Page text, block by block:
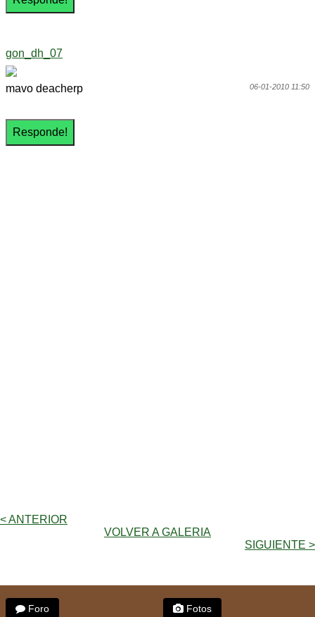
gon_dh_07
06-01-2010 11:50
mavo deacherp
< ANTERIOR
VOLVER A GALERIA
SIGUIENTE >
Foro
Fotos